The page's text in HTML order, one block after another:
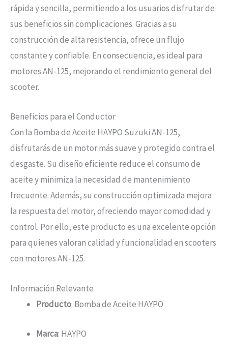
rápida y sencilla, permitiendo a los usuarios disfrutar de
sus beneficios sin complicaciones. Gracias a su
construcción de alta resistencia, ofrece un flujo
constante y confiable. En consecuencia, es ideal para
motores AN-125, mejorando el rendimiento general del
scooter.
Beneficios para el Conductor
Con la Bomba de Aceite HAYPO Suzuki AN-125,
disfrutarás de un motor más suave y protegido contra el
desgaste. Su diseño eficiente reduce el consumo de
aceite y minimiza la necesidad de mantenimiento
frecuente. Además, su construcción optimizada mejora
la respuesta del motor, ofreciendo mayor comodidad y
control. Por ello, este producto es una excelente opción
para quienes valoran calidad y funcionalidad en scooters
con motores AN-125.
Información Relevante
Producto: Bomba de Aceite HAYPO
Marca: HAYPO